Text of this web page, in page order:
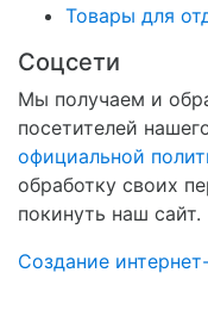
Товары для
Соцсети
Мы получаем и
посетителей
официальной
обработку своих
покинуть наш сайт.
Создание